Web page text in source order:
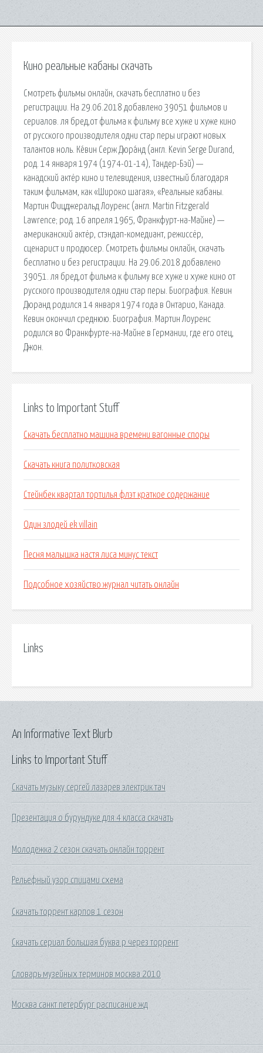
Кино реальные кабаны скачать
Смотреть фильмы онлайн, скачать бесплатно и без
регистрации. На 29.06.2018 добавлено 39051 фильмов и
сериалов. ля бред,от фильма к фильму все хуже и хуже кино
от русского производителя.одни стар перы играют новых
талантов ноль. Ке́вин Серж Дюра́нд (англ. Kevin Serge Durand,
род. 14 января 1974 (1974-01-14), Тандер-Бэй) —
канадский актёр кино и телевидения, известный благодаря
таким фильмам, как «Широко шагая», «Реальные кабаны.
Мартин Фицджеральд Лоуренс (англ. Martin Fitzgerald
Lawrence; род. 16 апреля 1965, Франкфурт-на-Майне) —
американский актёр, стэндап-комедиант, режиссёр,
сценарист и продюсер. Смотреть фильмы онлайн, скачать
бесплатно и без регистрации. На 29.06.2018 добавлено
39051. ля бред,от фильма к фильму все хуже и хуже кино от
русского производителя.одни стар перы. Биография. Кевин
Дюранд родился 14 января 1974 года в Онтарио, Канада.
Кевин окончил среднюю. Биография. Мартин Лоуренс
родился во Франкфурте-на-Майне в Германии, где его отец,
Джон.
Links to Important Stuff
Скачать бесплатно машина времени вагонные споры
Скачать книга политковская
Стейнбек квартал тортилья флэт краткое содержание
Один злодей ek villain
Песня малышка настя лиса минус текст
Подсобное хозяйство журнал читать онлайн
Links
Links to Important Stuff
Скачать музыку сергей лазарев электрик тач
Презентация о бурундуке для 4 класса скачать
Молодежка 2 сезон скачать онлайн торрент
Рельефный узор спицами схема
Скачать торрент карпов 1 сезон
Скачать сериал большая буква р через торрент
Словарь музейных терминов москва 2010
Москва санкт петербург расписание жд
An Informative Text Blurb